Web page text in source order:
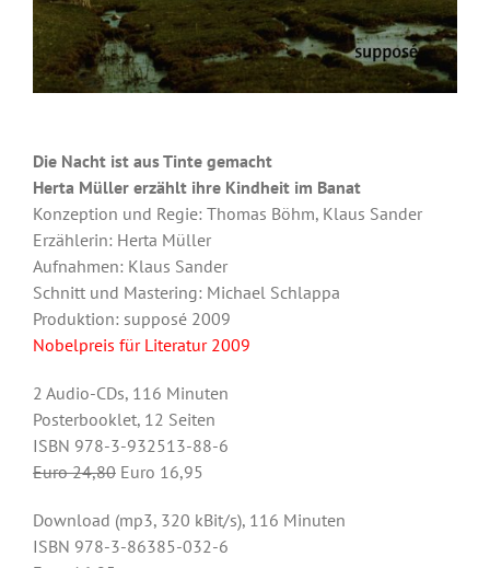
Die Nacht ist aus Tinte gemacht
Herta Müller erzählt ihre Kindheit im Banat
Konzeption und Regie: Thomas Böhm, Klaus Sander
Erzählerin: Herta Müller
Aufnahmen: Klaus Sander
Schnitt und Mastering: Michael Schlappa
Produktion: supposé 2009
Nobelpreis für Literatur 2009
2 Audio-CDs, 116 Minuten
Posterbooklet, 12 Seiten
ISBN 978-3-932513-88-6
Euro 24,80 Euro 16,95
Download (mp3, 320 kBit/s), 116 Minuten
ISBN 978-3-86385-032-6